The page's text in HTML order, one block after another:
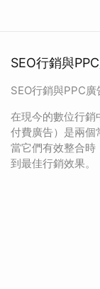
SEO行銷與
SEO行銷與PPC
在現今的數位行銷
付費廣告）是兩個
當它們有效整合時
到最佳行銷效果。